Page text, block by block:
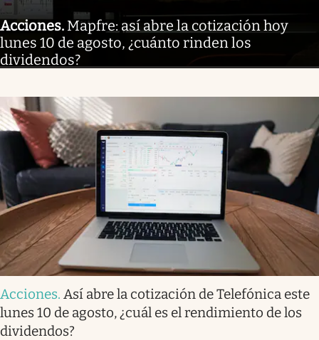
Acciones. Mapfre: así abre la cotización hoy
lunes 10 de agosto, ¿cuánto rinden los
dividendos?
Acciones. Así abre la cotización de Telefónica este
lunes 10 de agosto, ¿cuál es el rendimiento de los
dividendos?